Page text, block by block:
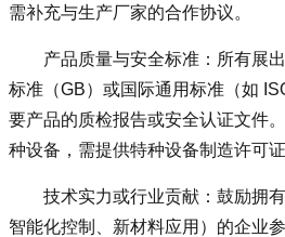
需补充与生产厂家的合作协议。
产品质量与安全标准：所有展
标准（GB）或国际通用标准（如
要产品的质检报告或安全认证文件
种设备，需提供特种设备制造许可证
技术实力或行业贡献：鼓励拥
智能化控制、新材料应用）的企业